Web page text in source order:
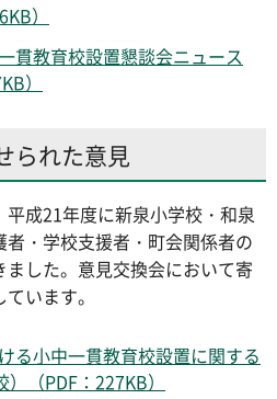
）
貫教育校設置懇談会ニュース
）
られた意見
成21年度に新泉小学校・和泉
・学校支援者・町会関係者の
した。意見交換会において寄
います。
る小中一貫教育校設置に関する
（PDF：227KB）